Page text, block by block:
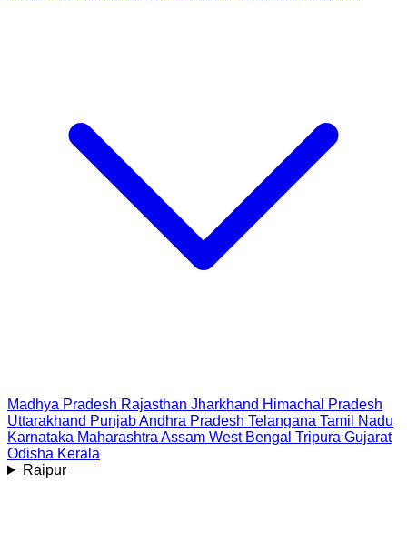
Madhya Pradesh Rajasthan Jharkhand Himachal Pradesh
Uttarakhand PunjabAndhra Pradesh Telangana Tamil Nadu
Karnataka Maharashtra Assam West Bengal Tripura Gujarat
Odisha Kerala
Raipur